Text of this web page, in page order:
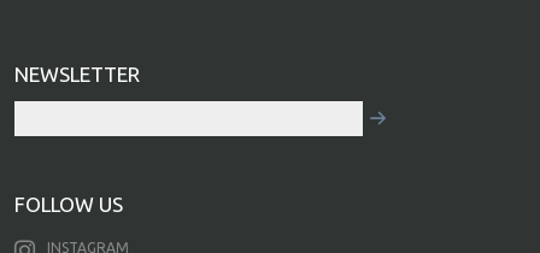
NEWSLETTER
FOLLOW US
INSTAGRAM